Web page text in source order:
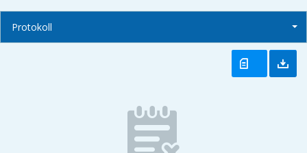
Protokoll